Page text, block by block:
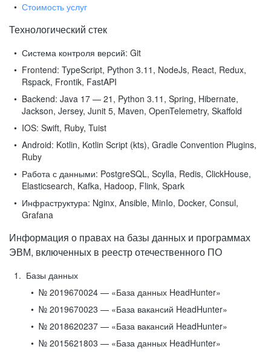
Стоимость услуг
Технологический стек
Система контроля версий: Git
Frontend: TypeScript, Python 3.11, NodeJs, React, Redux,
Rspack, Frontik, FastAPI
Backend: Java 17 — 21, Python 3.11, Spring, Hibernate,
Jackson, Jersey, Junit 5, Maven, OpenTelemetry, Skaffold
IOS: Swift, Ruby, Tuist
Android: Kotlin, Kotlin Script (kts), Gradle Convention Plugins,
Ruby
Работа с данными: PostgreSQL, Scylla, Redis, ClickHouse,
Elasticsearch, Kafka, Hadoop, Flink, Spark
Инфраструктура: Nginx, Ansible, MinIo, Docker, Consul,
Grafana
Информация о правах на базы данных и программах
ЭВМ, включенных в реестр отечественного ПО
Базы данных
№ 2019670024 — «База данных HeadHunter»
№ 2019670023 — «База вакансий HeadHunter»
№ 2018620237 — «База вакансий HeadHunter»
№ 2015621803 — «База данных HeadHunter»